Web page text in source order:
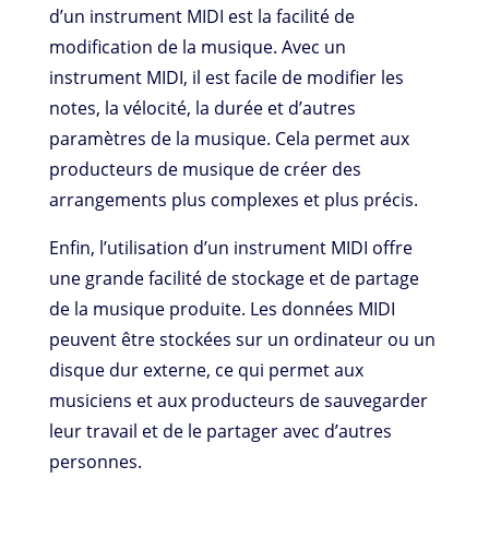
d’un instrument MIDI est la facilité de
modification de la musique. Avec un
instrument MIDI, il est facile de modifier les
notes, la vélocité, la durée et d’autres
paramètres de la musique. Cela permet aux
producteurs de musique de créer des
arrangements plus complexes et plus précis.
Enfin, l’utilisation d’un instrument MIDI offre
une grande facilité de stockage et de partage
de la musique produite. Les données MIDI
peuvent être stockées sur un ordinateur ou un
disque dur externe, ce qui permet aux
musiciens et aux producteurs de sauvegarder
leur travail et de le partager avec d’autres
personnes.